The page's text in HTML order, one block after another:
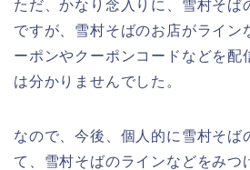
ただ、かなり念入りに、雪村そば
ですが、雪村そばのお店がライン
ーポンやクーポンコードなどを配
は分かりませんでした。
なので、今後、個人的に雪村そば
て、雪村そばのラインなどをみつ